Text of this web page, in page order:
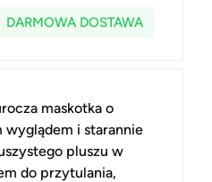
DARMOWA DOSTAWA
maskotka o
i starannie
pluszu w
do przytulania,